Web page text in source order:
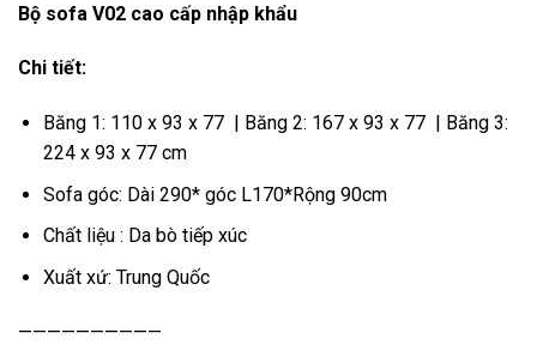
Bộ sofa V02 cao cấp nhập khẩu
Chi tiết:
Băng 1: 110 x 93 x 77 | Băng 2: 167 x 93 x 77 | Băng 3:
224 x 93 x 77 cm
Sofa góc: Dài 290* góc L170*Rộng 90cm
Chất liệu : Da bò tiếp xúc
Xuất xứ: Trung Quốc
——————————